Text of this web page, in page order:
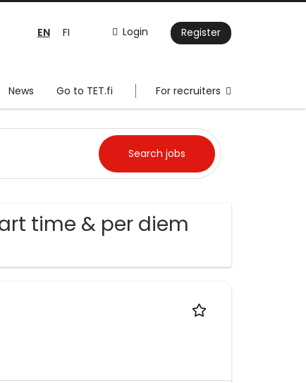
Login Register
EN FI
News Go to TET.fi For recruiters
time & per diem